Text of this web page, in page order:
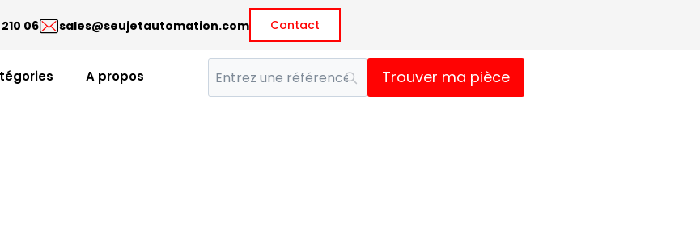
06 sales@seujetautomation.com Contact
A propos Trouver ma pièce